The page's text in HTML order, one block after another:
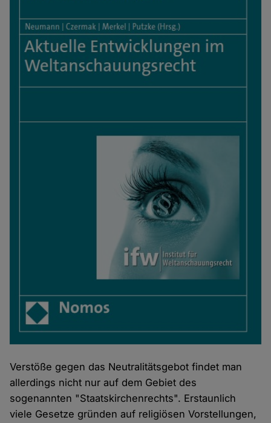
Verstöße gegen das Neutralitätsgebot findet man
allerdings nicht nur auf dem Gebiet des
sogenannten "Staatskirchenrechts". Erstaunlich
viele Gesetze gründen auf religiösen Vorstellungen,